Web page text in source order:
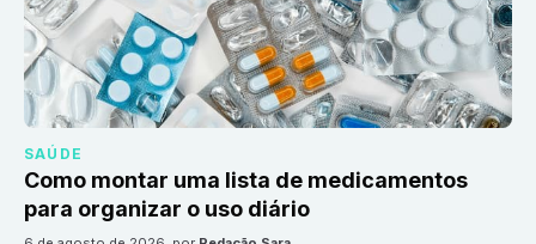
SAÚDE
Como montar uma lista de medicamentos
para organizar o uso diário